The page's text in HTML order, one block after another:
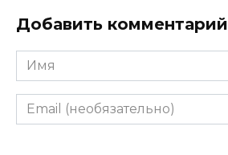
Добавить комментарий
Имя
Email
(необязательно)